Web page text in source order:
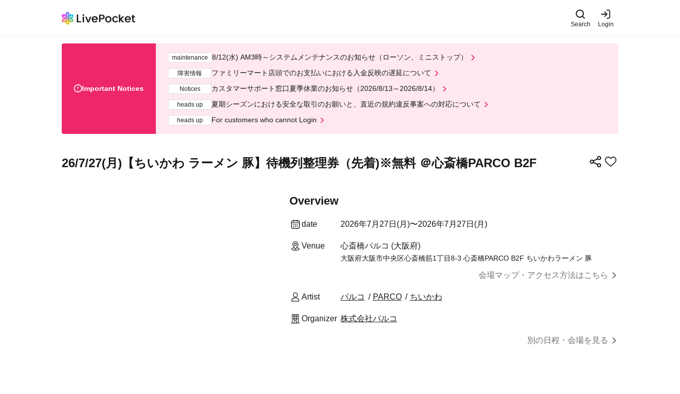
Search Login
Important Notices
maintenance 8/12(水) AM3時～システムメンテナンスのお知らせ（ローソン、ミニストップ）
障害情報 ファミリーマート店頭でのお支払いにおける入金反映の遅延について
Notices カスタマーサポート窓口夏季休業のお知らせ（2026/8/13～2026/8/14）
heads up 夏期シーズンにおける安全な取引のお願いと、直近の規約違反事案への対応について
heads up For customers who cannot Login
26/7/27(月)【ちいかわ ラーメン 豚】待機列整理券（先着)※無料 ＠心斎橋PARCO B2F
Overview
date 2026年7月27日(月)〜2026年7月27日(月)
Venue 心斎橋パルコ (大阪府)
大阪府大阪市中央区心斎橋筋1丁目8-3 心斎橋PARCO B2F ちいかわラーメン 豚
会場マップ・アクセス方法はこちら
Artist パルコ PARCO ちいかわ
Organizer 株式会社パルコ
別の日程・会場を見る